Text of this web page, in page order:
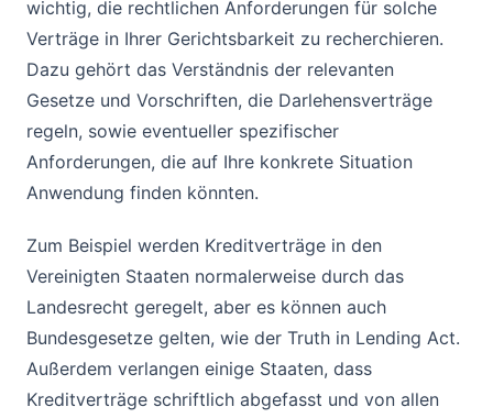
wichtig, die rechtlichen Anforderungen für solche
Verträge in Ihrer Gerichtsbarkeit zu recherchieren.
Dazu gehört das Verständnis der relevanten
Gesetze und Vorschriften, die Darlehensverträge
regeln, sowie eventueller spezifischer
Anforderungen, die auf Ihre konkrete Situation
Anwendung finden könnten.
Zum Beispiel werden Kreditverträge in den
Vereinigten Staaten normalerweise durch das
Landesrecht geregelt, aber es können auch
Bundesgesetze gelten, wie der Truth in Lending Act.
Außerdem verlangen einige Staaten, dass
Kreditverträge schriftlich abgefasst und von allen